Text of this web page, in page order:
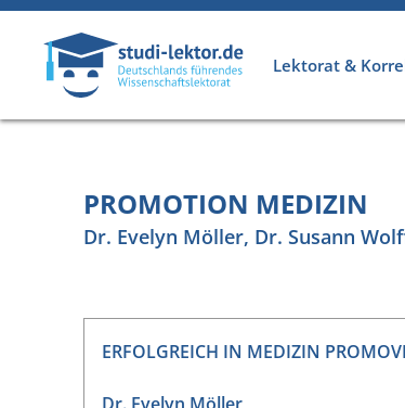
Direkt zum Inhalt
Lektorat &
PROMOTION MEDIZIN
Dr. Evelyn Möller, Dr. Susann
ERFOLGREICH IN MEDIZIN